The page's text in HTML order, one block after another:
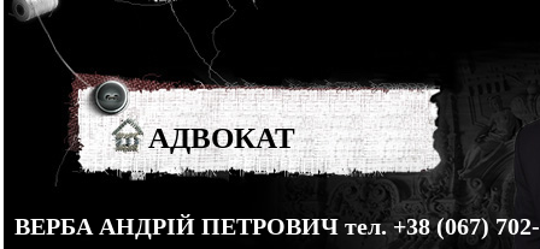
АДВОКАТ
ВЕРБА АНДРІЙ ПЕТРОВИЧ тел. +38 (067) 702-